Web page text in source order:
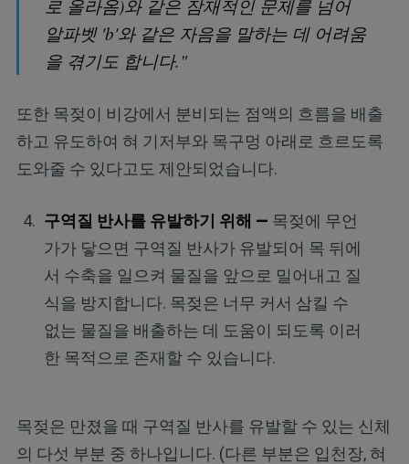
로 올라옴)와 같은 잠재적인 문제를 넘어
알파벳 'b'와 같은 자음을 말하는 데 어려움
을 겪기도 합니다."
또한 목젖이 비강에서 분비되는 점액의 흐름을 배출
하고 유도하여 혀 기저부와 목구멍 아래로 흐르도록
도와줄 수 있다고도 제안되었습니다.
구역질 반사를 유발하기 위해 — 목젖에 무언
가가 닿으면 구역질 반사가 유발되어 목 뒤에
서 수축을 일으켜 물질을 앞으로 밀어내고 질
식을 방지합니다. 목젖은 너무 커서 삼킬 수
없는 물질을 배출하는 데 도움이 되도록 이러
한 목적으로 존재할 수 있습니다.
목젖은 만졌을 때 구역질 반사를 유발할 수 있는 신체
의 다섯 부분 중 하나입니다. (다른 부분은 입천장, 혀